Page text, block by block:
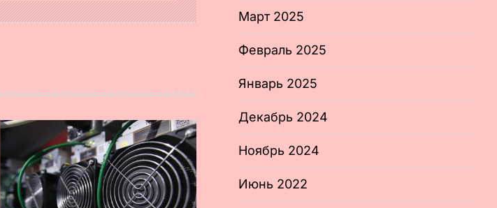
Март 2025
Февраль 2025
Январь 2025
Декабрь 2024
Ноябрь 2024
Июнь 2022